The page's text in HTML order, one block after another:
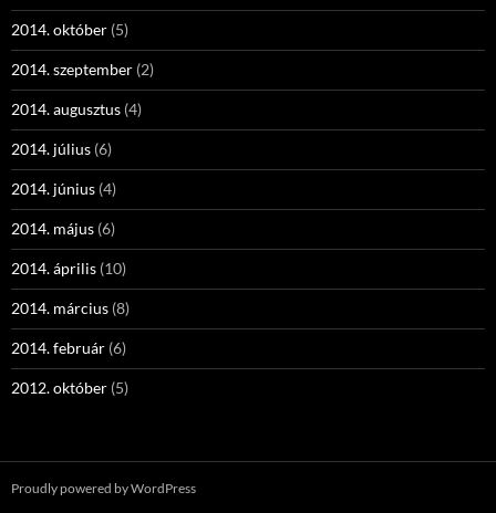
2014. október (5)
2014. szeptember (2)
2014. augusztus (4)
2014. július (6)
2014. június (4)
2014. május (6)
2014. április (10)
2014. március (8)
2014. február (6)
2012. október (5)
Proudly powered by WordPress